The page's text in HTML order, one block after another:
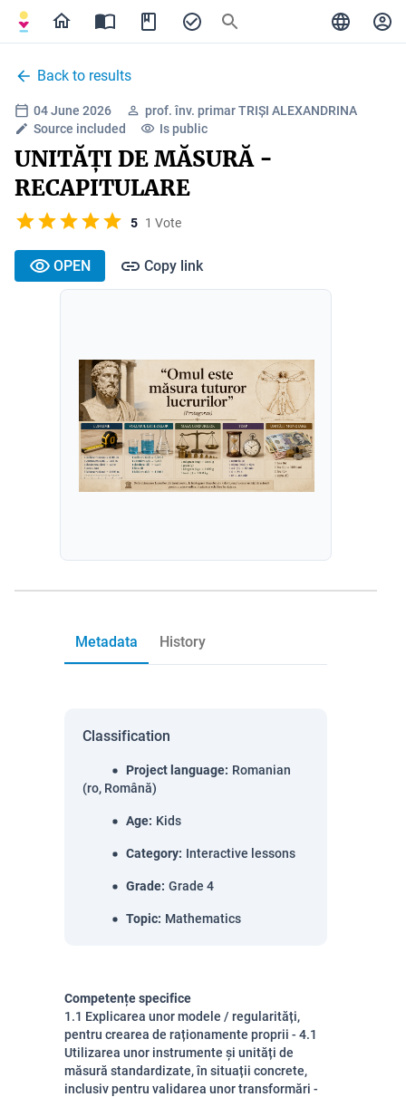
Back to results
04 June 2026
prof. înv. primar TRIȘI ALEXANDRINA
Source included
Is public
UNITĂȚI DE MĂSURĂ -
RECAPITULARE
5 1 Vote
OPEN Copy link
Metadata History
Classification
Project language: Romanian
(ro, Română)
Age: Kids
Category: Interactive lessons
Grade: Grade 4
Topic: Mathematics
Competențe specifice
1.1 Explicarea unor modele / regularități,
pentru crearea de raționamente proprii - 4.1
Utilizarea unor instrumente și unități de
măsură standardizate, în situații concrete,
inclusiv pentru validarea unor transformări -